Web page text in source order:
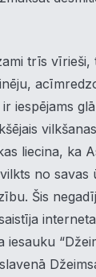
trīs
iespējams
liecina, ka
no savas
Šis
iesauku